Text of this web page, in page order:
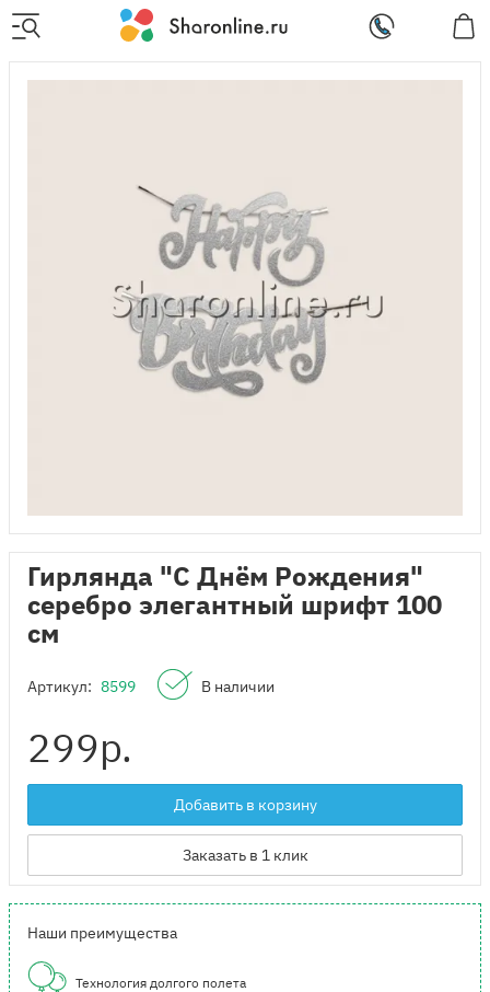
Гирлянда "С Днём Рождения"
серебро элегантный шрифт 100
см
Артикул: 8599 В наличии
299р.
Добавить в корзину
Заказать в 1 клик
Наши преимущества
Технология долгого полета